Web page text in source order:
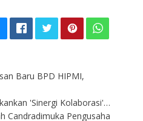
Baru BPD HIPMI,
'Sinergi Kolaborasi'…
Candradimuka Pengusaha